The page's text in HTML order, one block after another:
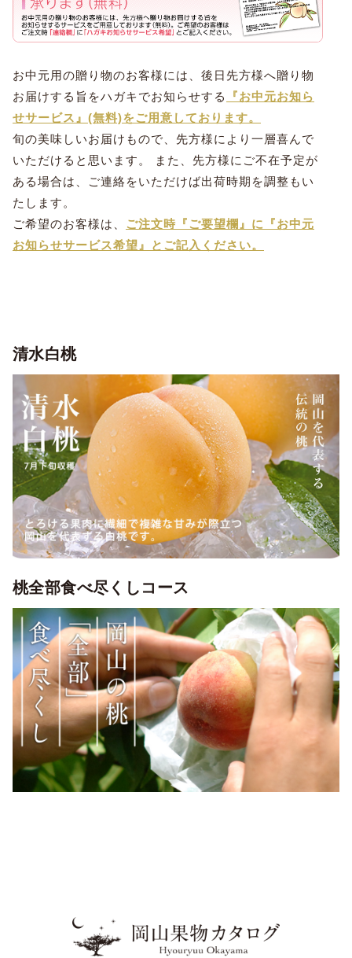
お中元用の贈り物のお客様には、後日先方様へ贈り物
お届けする旨をハガキでお知らせする
『お中元お知ら
せサービス』(無料)をご用意しております。
旬の美味しいお届けもので、先方様により一層喜んで
いただけると思います。 また、先方様にご不在予定が
ある場合は、ご連絡をいただけば出荷時期を調整もい
たします。
ご希望のお客様は、 ご注文時『ご要望欄』に『お中元
お知らせサービス希望』とご記入ください。
清水白桃
桃全部食べ尽くしコース